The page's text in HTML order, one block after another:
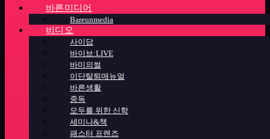
바른미디어
Bareunmedia
비디오
사이답
바이브:LIVE
바미의썰
이단탈퇴매뉴얼
바른생활
중독
모두를 위한 신학
세미나&책
패스터 프렌즈